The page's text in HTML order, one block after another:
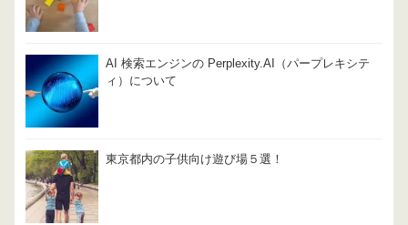
AI 検索エンジンの Perplexity.AI（パープレキシテ
ィ）について
東京都内の子供向け遊び場５選！